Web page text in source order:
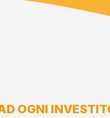
OGNI